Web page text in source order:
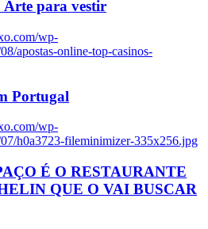
para vestir
wp-
apostas-online-top-casinos-
Portugal
wp-
h0a3723-fileminimizer-335x256.jpg
É O RESTAURANTE
QUE O VAI BUSCAR